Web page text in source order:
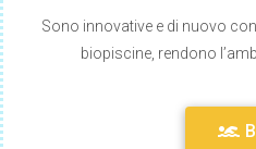
Sono innovative e di nuovo
biopiscine, rendono